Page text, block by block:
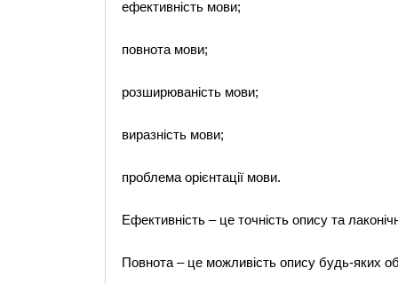
ефективність мови;
повнота мови;
розширюваність мови;
виразність мови;
проблема орієнтації мови.
Ефективність – це точність опису та
Повнота – це можливість опису будь-яких